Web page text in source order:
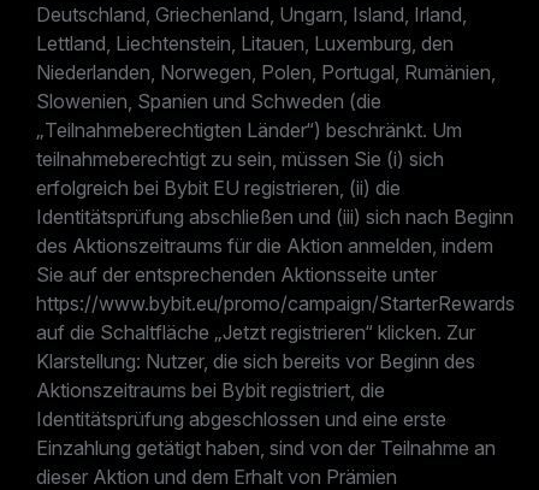
Deutschland, Griechenland, Ungarn, Island, Irland,
Lettland, Liechtenstein, Litauen, Luxemburg, den
Niederlanden, Norwegen, Polen, Portugal, Rumänien,
Slowenien, Spanien und Schweden (die
„Teilnahmeberechtigten Länder“) beschränkt. Um
teilnahmeberechtigt zu sein, müssen Sie (i) sich
erfolgreich bei Bybit EU registrieren, (ii) die
Identitätsprüfung abschließen und (iii) sich nach Beginn
des Aktionszeitraums für die Aktion anmelden, indem
Sie auf der entsprechenden Aktionsseite unter
https://www.bybit.eu/promo/campaign/StarterRewards
auf die Schaltfläche „Jetzt registrieren“ klicken. Zur
Klarstellung: Nutzer, die sich bereits vor Beginn des
Aktionszeitraums bei Bybit registriert, die
Identitätsprüfung abgeschlossen und eine erste
Einzahlung getätigt haben, sind von der Teilnahme an
dieser Aktion und dem Erhalt von Prämien